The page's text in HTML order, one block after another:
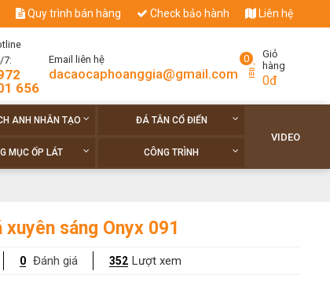
Quy trình bán hàng Check bảo hành Liên hệ
7:
656
Email liên hệ
dacaocaphoanggia@gmail.com
0
Giỏ
hàng
0đ
ANH NHÂN TẠO ĐÁ TÂN CỔ ĐIỂN
MỤC ỐP LÁT CÔNG TRÌNH
VIDEO
xuyên sáng Onyx 091
0 Đánh giá 352 Lượt xem